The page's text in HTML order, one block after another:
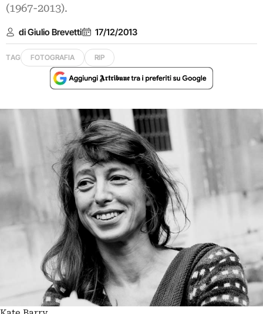
(1967-2013).
di Giulio Brevetti 17/12/2013
TAG FOTOGRAFIA RIP